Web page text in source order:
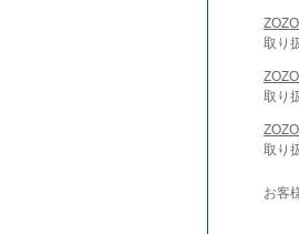
取り
取り
取り
お客